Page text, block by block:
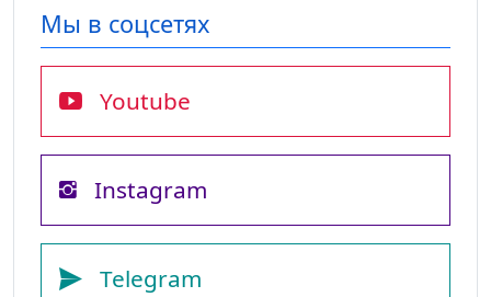
Мы в соцсетях
Youtube
Instagram
Telegram